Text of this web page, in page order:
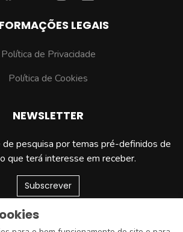
LEGAIS
Política de Privacidade
Política de Cookies
NEWSLETTER
de pesquisa por temas pré-definidos de
que terá interesse em receber.
Subscrever